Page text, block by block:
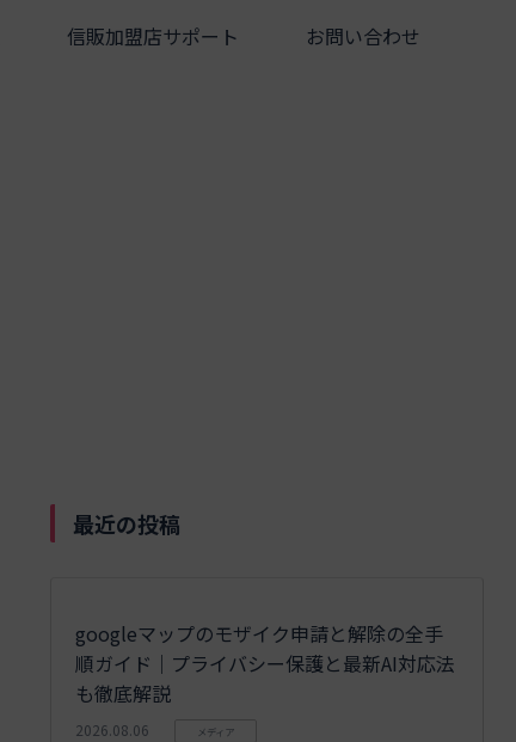
信販加盟店サポート お問い合わせ
最近の投稿
googleマップのモザイク申請と解除の全手
順ガイド｜プライバシー保護と最新AI対応法
も徹底解説
2026.08.06 メディア